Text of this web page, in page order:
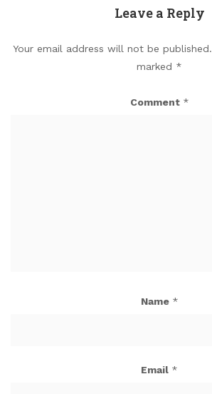
Leave a Reply
Your email address will not be published.
marked *
Comment *
Name *
Email *